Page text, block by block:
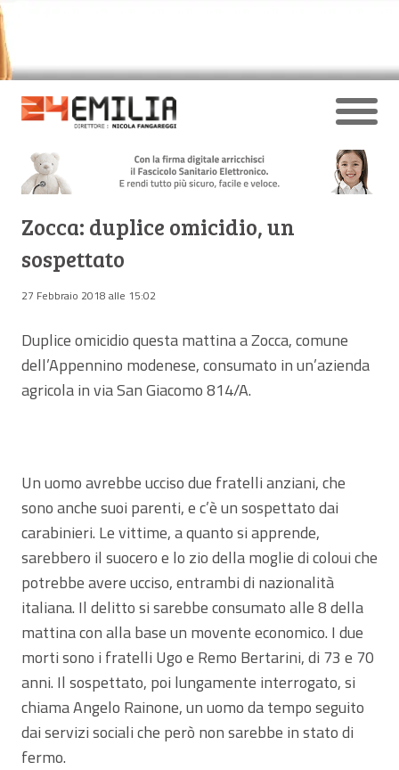
Zocca: duplice omicidio, un
sospettato
27 Febbraio 2018 alle 15:02
Duplice omicidio questa mattina a Zocca, comune
dell’Appennino modenese, consumato in un’azienda
agricola in via San Giacomo 814/A.
Un uomo avrebbe ucciso due fratelli anziani, che
sono anche suoi parenti, e c’è un sospettato dai
carabinieri. Le vittime, a quanto si apprende,
sarebbero il suocero e lo zio della moglie di coloui che
potrebbe avere ucciso, entrambi di nazionalità
italiana. Il delitto si sarebbe consumato alle 8 della
mattina con alla base un movente economico. I due
morti sono i fratelli Ugo e Remo Bertarini, di 73 e 70
anni. Il sospettato, poi lungamente interrogato, si
chiama Angelo Rainone, un uomo da tempo seguito
dai servizi sociali che però non sarebbe in stato di
fermo.